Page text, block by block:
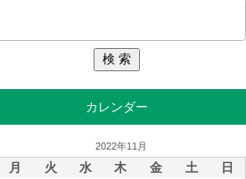
カレンダー
2022年11月
月 火 水 木 金 土
日